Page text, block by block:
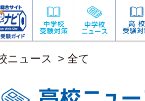
ニュース > 全て